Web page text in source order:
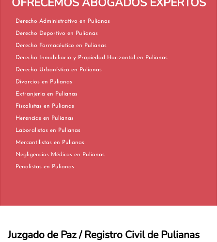
Derecho Administrativo en Pulianas
Derecho Deportivo en Pulianas
Derecho Farmacéutico en Pulianas
Derecho Inmobiliario y Propiedad Horizontal en Pulianas
Derecho Urbanístico en Pulianas
Divorcios en Pulianas
Extranjería en Pulianas
Fiscalistas en Pulianas
Herencias en Pulianas
Laboralistas en Pulianas
Mercantilistas en Pulianas
Negligencias Médicas en Pulianas
Penalistas en Pulianas
Juzgado de Paz / Registro Civil de Pulianas